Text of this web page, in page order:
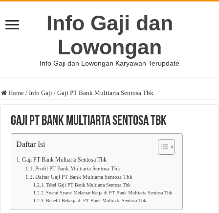
Info Gaji dan
Lowongan
Info Gaji dan Lowongan Karyawan Terupdate
Home / Info Gaji / Gaji PT Bank Multiarta Sentosa Tbk
Gaji PT Bank Multiarta Sentosa Tbk
Daftar Isi
Gaji PT Bank Multiarta Sentosa Tbk
Profil PT Bank Multiarta Sentosa Tbk
Daftar Gaji PT Bank Multiarta Sentosa Tbk
Tabel Gaji PT Bank Multiarta Sentosa Tbk
Syarat Syarat Melamar Kerja di PT Bank Multiarta Sentosa Tbk
Benefit Bekerja di PT Bank Multiarta Sentosa Tbk